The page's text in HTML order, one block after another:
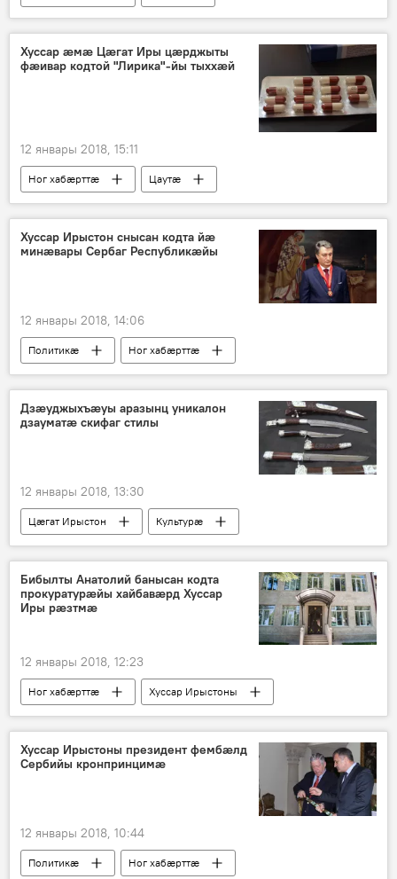
Хуссар æмæ Цæгат Иры цæрджыты
фæивар кодтой "Лирика"-йы тыххæй
12 январы 2018, 15:11
Ног хабӕрттӕ
Цаутӕ
Хуссар Ирыстоны
Хуссар Ирыстон снысан кодта йæ
минæвары Сербаг Республикæйы
12 январы 2018, 14:06
Политикӕ
Ног хабӕрттӕ
Хуссар Ирыстоны
Дзæуджыхъæуы аразынц уникалон
дзауматæ скифаг стилы
12 январы 2018, 13:30
Цӕгат Ирыстон Культурӕ
Бибылты Анатолий банысан кодта
прокуратурæйы хайбавæрд Хуссар
Иры рæзтмæ
12 январы 2018, 12:23
Ног хабӕрттӕ Хуссар Ирыстоны
Хуссар Ирыстоны президент фембæлд
Сербийы кронпринцимæ
12 январы 2018, 10:44
Политикӕ
Ног хабӕрттӕ